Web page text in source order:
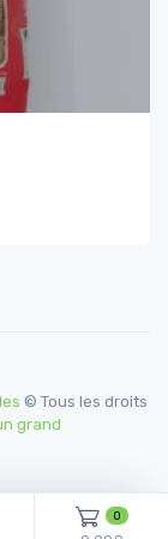
© Tous les droits
grand
0